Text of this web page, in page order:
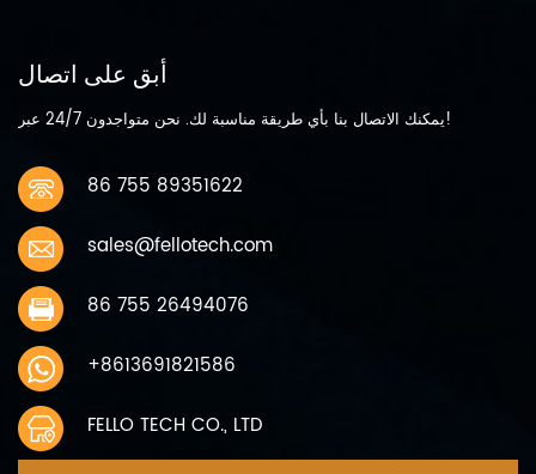
أبق على اتصال
يمكنك الاتصال بنا بأي طريقة مناسبة لك. نحن متواجدون 24/7 عبر!
86 755 89351622
sales@fellotech.com
86 755 26494076
+8613691821586
FELLO TECH CO., LTD